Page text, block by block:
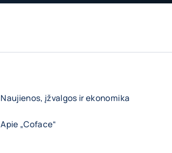
Naujienos, įžvalgos ir ekonomika
Apie „Coface“